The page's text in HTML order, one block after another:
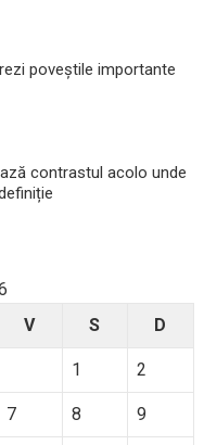
poveștile importante
contrastul acolo unde
V S D
1 2
7 8 9